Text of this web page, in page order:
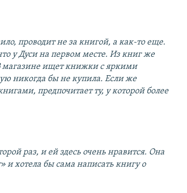
проводит не за книгой, а как-то еще.
у Дуси на первом месте. Из книг же
магазине ищет книжки с яркими
никогда бы не купила. Если же
предпочитает ту, у которой более
раз, и ей здесь очень нравится. Она
и хотела бы сама написать книгу о